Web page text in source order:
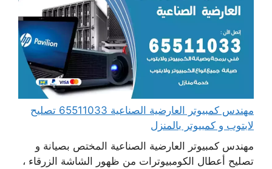
مهندس كمبيوتر العارضية الصناعية 65511033 تصليح
لابتوب و كمبيوتر بالمنزل
مهندس كمبيوتر العارضية الصناعية المختص بصيانة و
تصليح أعطال الكومبيوترات من ظهور الشاشة الزرقاء ،